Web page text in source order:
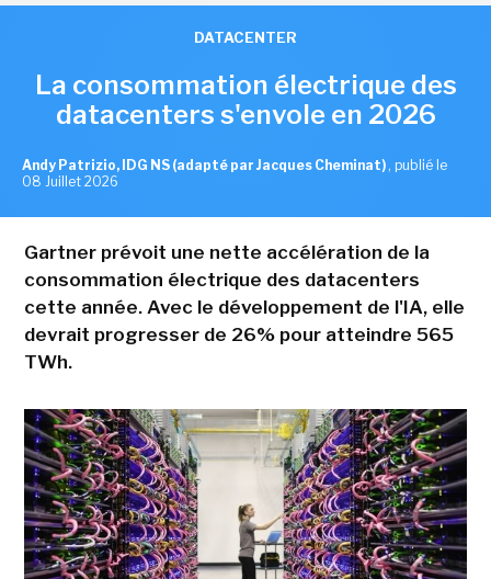
DATACENTER
La consommation électrique des
datacenters s'envole en 2026
Andy Patrizio, IDG NS (adapté par Jacques Cheminat) , publié le
08 Juillet 2026
Gartner prévoit une nette accélération de la
consommation électrique des datacenters
cette année. Avec le développement de l'IA, elle
devrait progresser de 26% pour atteindre 565
TWh.